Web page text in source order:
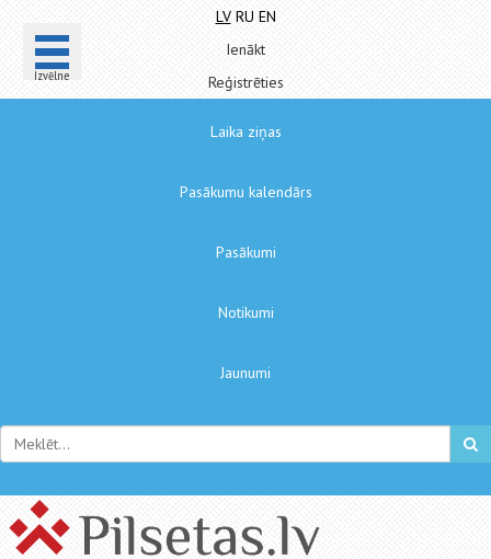
Izvēlne
LV RU EN
Ienākt
Reģistrēties
Laika ziņas
Pasākumu kalendārs
Pasākumi
Notikumi
Jaunumi